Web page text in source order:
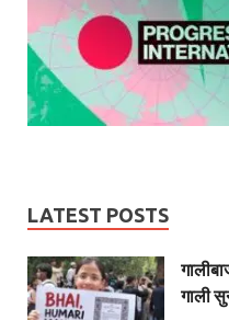
LATEST POSTS
गाली